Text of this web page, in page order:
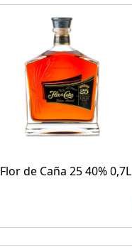
Flor de Caña 25 40% 0,7L